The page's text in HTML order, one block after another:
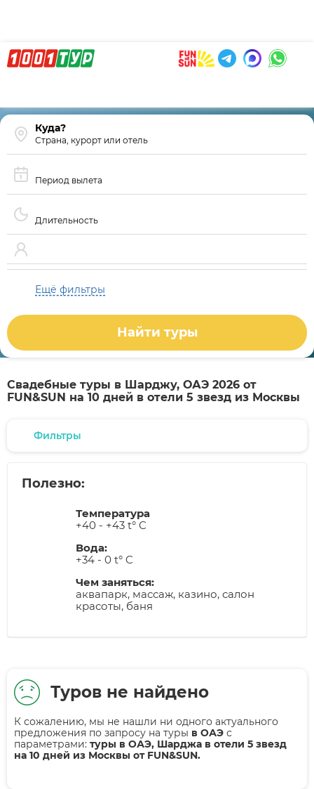
Страна, курорт или отель
Период вылета
Длительность
Ещё фильтры
Найти туры
Свадебные туры в Шарджу, ОАЭ 2026 от
FUN&SUN на 10 дней в отели 5 звезд из Москвы
Фильтры
Полезно:
Температура
+40 - +43 t° C
Вода:
+34 - 0 t° C
Чем заняться:
аквапарк, массаж, казино, салон
красоты, баня
Туров не найдено
К сожалению, мы не нашли ни одного актуального
предложения по запросу на туры в ОАЭ с
параметрами: туры в ОАЭ, Шарджа в отели 5 звезд
на 10 дней из Москвы от FUN&SUN.